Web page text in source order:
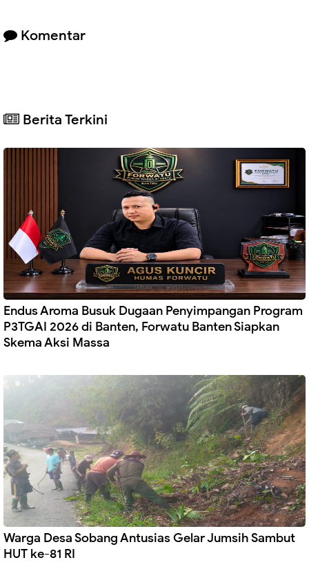
Komentar
Berita Terkini
Endus Aroma Busuk Dugaan Penyimpangan Program
P3TGAI 2026 di Banten, Forwatu Banten Siapkan
Skema Aksi Massa
Warga Desa Sobang Antusias Gelar Jumsih Sambut
HUT ke-81 RI